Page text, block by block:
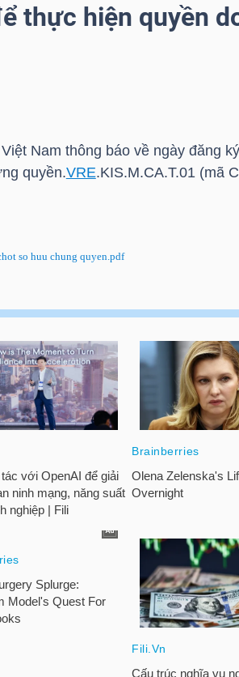
thực hiện quyền
Nam thông báo về ngày đăng
quyền.VRE.KIS.M.CA.T.01 (mã
so huu chung quyen.pdf
về ngày đăng ký cuối cùng để